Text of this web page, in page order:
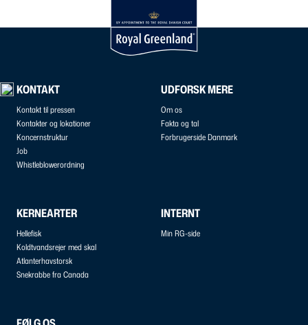
KONTAKT
Kontakt til pressen
Kontakter og lokationer
Koncernstruktur
Job
Whistleblowerordning
UDFORSK MERE
Om os
Fakta og tal
Forbrugerside Danmark
KERNEARTER
Hellefisk
Koldtvandsrejer med skal
Atlanterhavstorsk
Snekrabbe fra Canada
INTERNT
Min RG-side